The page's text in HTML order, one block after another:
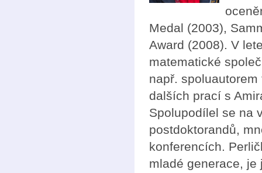
Medal (2003),
Award (2008). V
matematické
např.
dalších prací s
Spolupodílel se na
postdoktorandů,
konferencích.
mladé generace,